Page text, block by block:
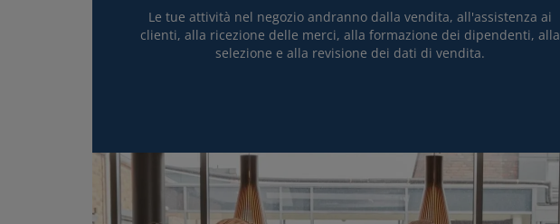
Le tue attività nel negozio andranno dalla vendita, all'assistenza ai
clienti, alla ricezione delle merci, alla formazione dei dipendenti, alla
selezione e alla revisione dei dati di vendita.